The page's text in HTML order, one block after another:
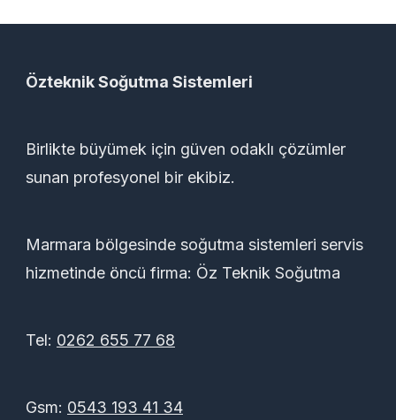
Özteknik Soğutma Sistemleri
Birlikte büyümek için güven odaklı çözümler
sunan profesyonel bir ekibiz.
Marmara bölgesinde soğutma sistemleri servis
hizmetinde öncü firma: Öz Teknik Soğutma
Tel: 0262 655 77 68
Gsm: 0543 193 41 34